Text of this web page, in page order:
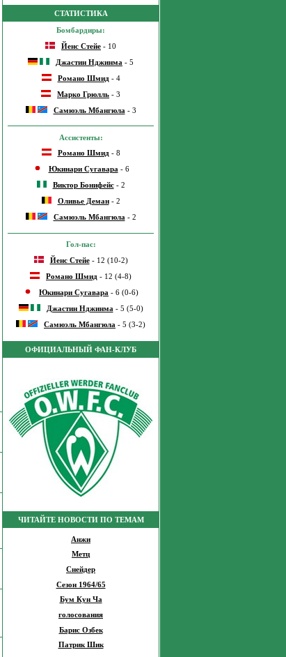
СТАТИСТИКА
Бомбардиры:
Йенс Стейе - 10
Джастин Нджинма - 5
Романо Шмид- 4
Марко Грюлль - 3
Самюэль Мбангюла - 3
Ассистенты:
Романо Шмид- 8
Юкинари Сугавара- 6
Виктор Бонифейс- 2
Оливье Деман- 2
Самюэль Мбангюла- 2
Гол-пас:
Йенс Стейе- 12 (10-2)
Романо Шмид - 12 (4-8)
Юкинари Сугавара - 6 (0-6)
Джастин Нджинма - 5 (5-0)
Самюэль Мбангюла - 5 (3-2)
ОФИЦИАЛЬНЫЙ ФАН-КЛУБ
ЧИТАЙТЕ НОВОСТИ ПО ТЕМАМ
Анжи
Метц
Снейдер
Сезон 1964/65
Бум Кун Ча
голосования
Барис Озбек
Патрик Шик